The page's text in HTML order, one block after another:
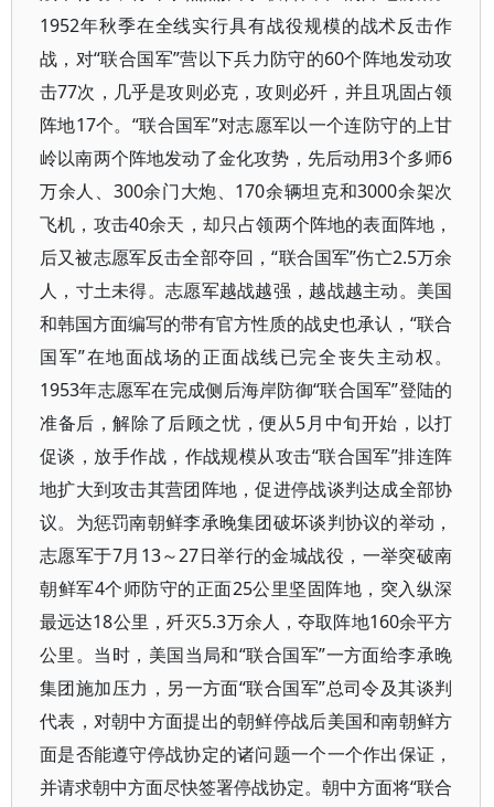
1952年秋季在全线实行具有战役规模的战术反击作
战，对“联合国军”营以下兵力防守的60个阵地发动攻
击77次，几乎是攻则必克，攻则必歼，并且巩固占领
阵地17个。“联合国军”对志愿军以一个连防守的上甘
岭以南两个阵地发动了金化攻势，先后动用3个多师6
万余人、300余门大炮、170余辆坦克和3000余架次
飞机，攻击40余天，却只占领两个阵地的表面阵地，
后又被志愿军反击全部夺回，“联合国军”伤亡2.5万余
人，寸土未得。志愿军越战越强，越战越主动。美国
和韩国方面编写的带有官方性质的战史也承认，“联合
国军”在地面战场的正面战线已完全丧失主动权。
1953年志愿军在完成侧后海岸防御“联合国军”登陆的
准备后，解除了后顾之忧，便从5月中旬开始，以打
促谈，放手作战，作战规模从攻击“联合国军”排连阵
地扩大到攻击其营团阵地，促进停战谈判达成全部协
议。为惩罚南朝鲜李承晚集团破坏谈判协议的举动，
志愿军于7月13～27日举行的金城战役，一举突破南
朝鲜军4个师防守的正面25公里坚固阵地，突入纵深
最远达18公里，歼灭5.3万余人，夺取阵地160余平方
公里。当时，美国当局和“联合国军”一方面给李承晚
集团施加压力，另一方面“联合国军”总司令及其谈判
代表，对朝中方面提出的朝鲜停战后美国和南朝鲜方
面是否能遵守停战协定的诸问题一个一个作出保证，
并请求朝中方面尽快签署停战协定。朝中方面将“联合